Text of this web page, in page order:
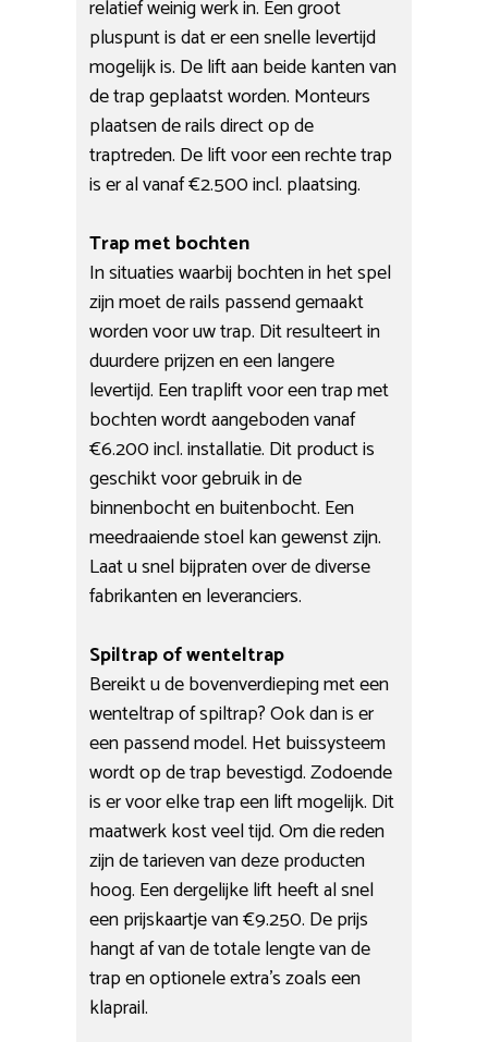
relatief weinig werk in. Een groot
pluspunt is dat er een snelle levertijd
mogelijk is. De lift aan beide kanten van
de trap geplaatst worden. Monteurs
plaatsen de rails direct op de
traptreden. De lift voor een rechte trap
is er al vanaf €2.500 incl. plaatsing.
Trap met bochten
In situaties waarbij bochten in het spel
zijn moet de rails passend gemaakt
worden voor uw trap. Dit resulteert in
duurdere prijzen en een langere
levertijd. Een traplift voor een trap met
bochten wordt aangeboden vanaf
€6.200 incl. installatie. Dit product is
geschikt voor gebruik in de
binnenbocht en buitenbocht. Een
meedraaiende stoel kan gewenst zijn.
Laat u snel bijpraten over de diverse
fabrikanten en leveranciers.
Spiltrap of wenteltrap
Bereikt u de bovenverdieping met een
wenteltrap of spiltrap? Ook dan is er
een passend model. Het buissysteem
wordt op de trap bevestigd. Zodoende
is er voor elke trap een lift mogelijk. Dit
maatwerk kost veel tijd. Om die reden
zijn de tarieven van deze producten
hoog. Een dergelijke lift heeft al snel
een prijskaartje van €9.250. De prijs
hangt af van de totale lengte van de
trap en optionele extra’s zoals een
klaprail.